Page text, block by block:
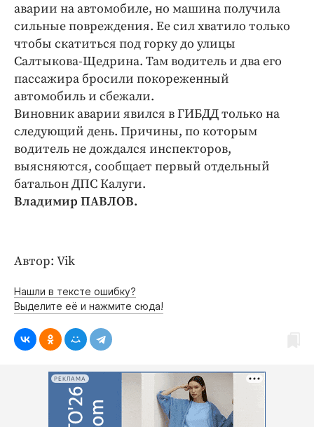
ПРОЕКТЫ
Блоги
Издания
Медиаперсона
Интересное чтиво
Клиника года
Бренд года
Работодатель года
аварии на автомобиле, но машина получила
сильные повреждения. Ее сил хватило только
чтобы скатиться под горку до улицы
Салтыкова-Щедрина. Там водитель и два его
пассажира бросили покореженный
автомобиль и сбежали.
Виновник аварии явился в ГИБДД только на
следующий день. Причины, по которым
водитель не дождался инспекторов,
выясняются, сообщает первый отдельный
батальон ДПС Калуги.
Владимир ПАВЛОВ.
Автор: Vik
Нашли в тексте ошибку?
Выделите её и нажмите сюда!
РЕКЛАМА